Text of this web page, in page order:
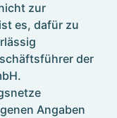
zur
es, dafür zu
der
Angaben